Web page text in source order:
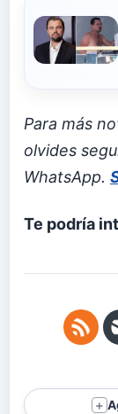
Para más
olvides
WhatsApp.
Te podría
＋